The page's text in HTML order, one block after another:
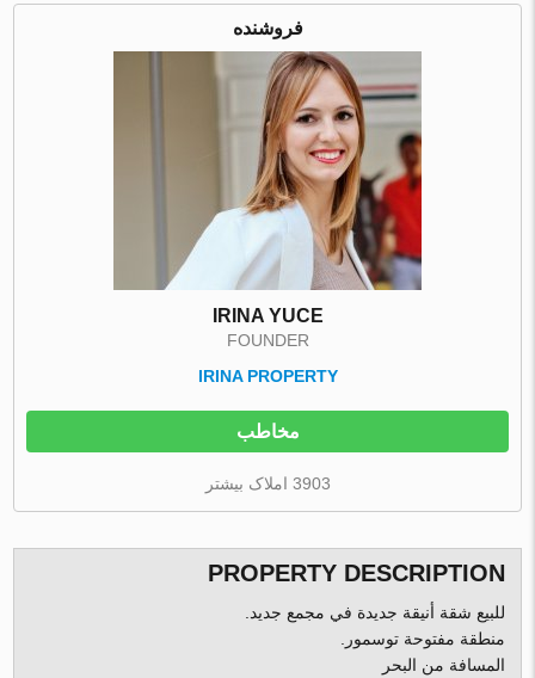
فروشنده
IRINA YUCE
FOUNDER
IRINA PROPERTY
مخاطب
3903 املاک بیشتر
PROPERTY DESCRIPTION
للبيع شقة أنيقة جديدة في مجمع جديد.
منطقة مفتوحة توسمور.
المسافة من البحر